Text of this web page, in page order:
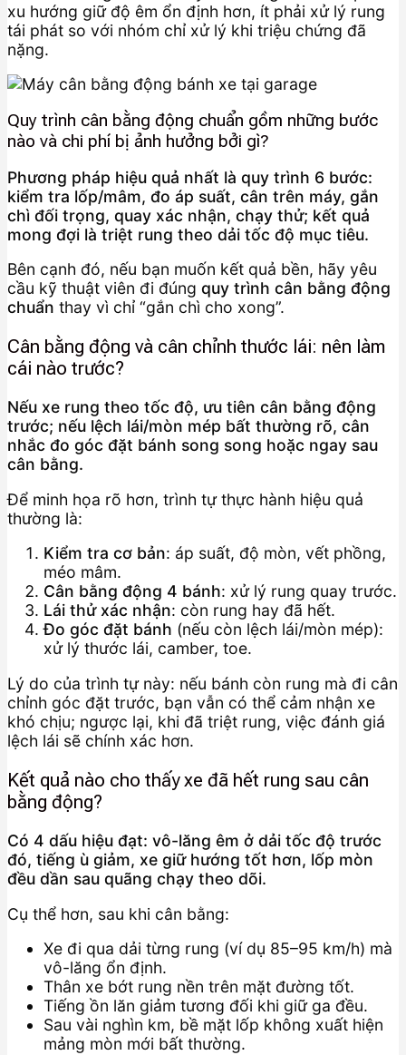
xu hướng giữ độ êm ổn định hơn, ít phải xử lý rung
tái phát so với nhóm chỉ xử lý khi triệu chứng đã
nặng.
Quy trình cân bằng động chuẩn gồm những bước
nào và chi phí bị ảnh hưởng bởi gì?
Phương pháp hiệu quả nhất là quy trình 6 bước:
kiểm tra lốp/mâm, đo áp suất, cân trên máy, gắn
chì đối trọng, quay xác nhận, chạy thử; kết quả
mong đợi là triệt rung theo dải tốc độ mục tiêu.
Bên cạnh đó, nếu bạn muốn kết quả bền, hãy yêu
cầu kỹ thuật viên đi đúng quy trình cân bằng động
chuẩn thay vì chỉ “gắn chì cho xong”.
Cân bằng động và cân chỉnh thước lái: nên làm
cái nào trước?
Nếu xe rung theo tốc độ, ưu tiên cân bằng động
trước; nếu lệch lái/mòn mép bất thường rõ, cân
nhắc đo góc đặt bánh song song hoặc ngay sau
cân bằng.
Để minh họa rõ hơn, trình tự thực hành hiệu quả
thường là:
Kiểm tra cơ bản: áp suất, độ mòn, vết phồng,
méo mâm.
Cân bằng động 4 bánh: xử lý rung quay trước.
Lái thử xác nhận: còn rung hay đã hết.
Đo góc đặt bánh (nếu còn lệch lái/mòn mép):
xử lý thước lái, camber, toe.
Lý do của trình tự này: nếu bánh còn rung mà đi cân
chỉnh góc đặt trước, bạn vẫn có thể cảm nhận xe
khó chịu; ngược lại, khi đã triệt rung, việc đánh giá
lệch lái sẽ chính xác hơn.
Kết quả nào cho thấy xe đã hết rung sau cân
bằng động?
Có 4 dấu hiệu đạt: vô-lăng êm ở dải tốc độ trước
đó, tiếng ù giảm, xe giữ hướng tốt hơn, lốp mòn
đều dần sau quãng chạy theo dõi.
Cụ thể hơn, sau khi cân bằng:
Xe đi qua dải từng rung (ví dụ 85–95 km/h) mà
vô-lăng ổn định.
Thân xe bớt rung nền trên mặt đường tốt.
Tiếng ồn lăn giảm tương đối khi giữ ga đều.
Sau vài nghìn km, bề mặt lốp không xuất hiện
mảng mòn mới bất thường.